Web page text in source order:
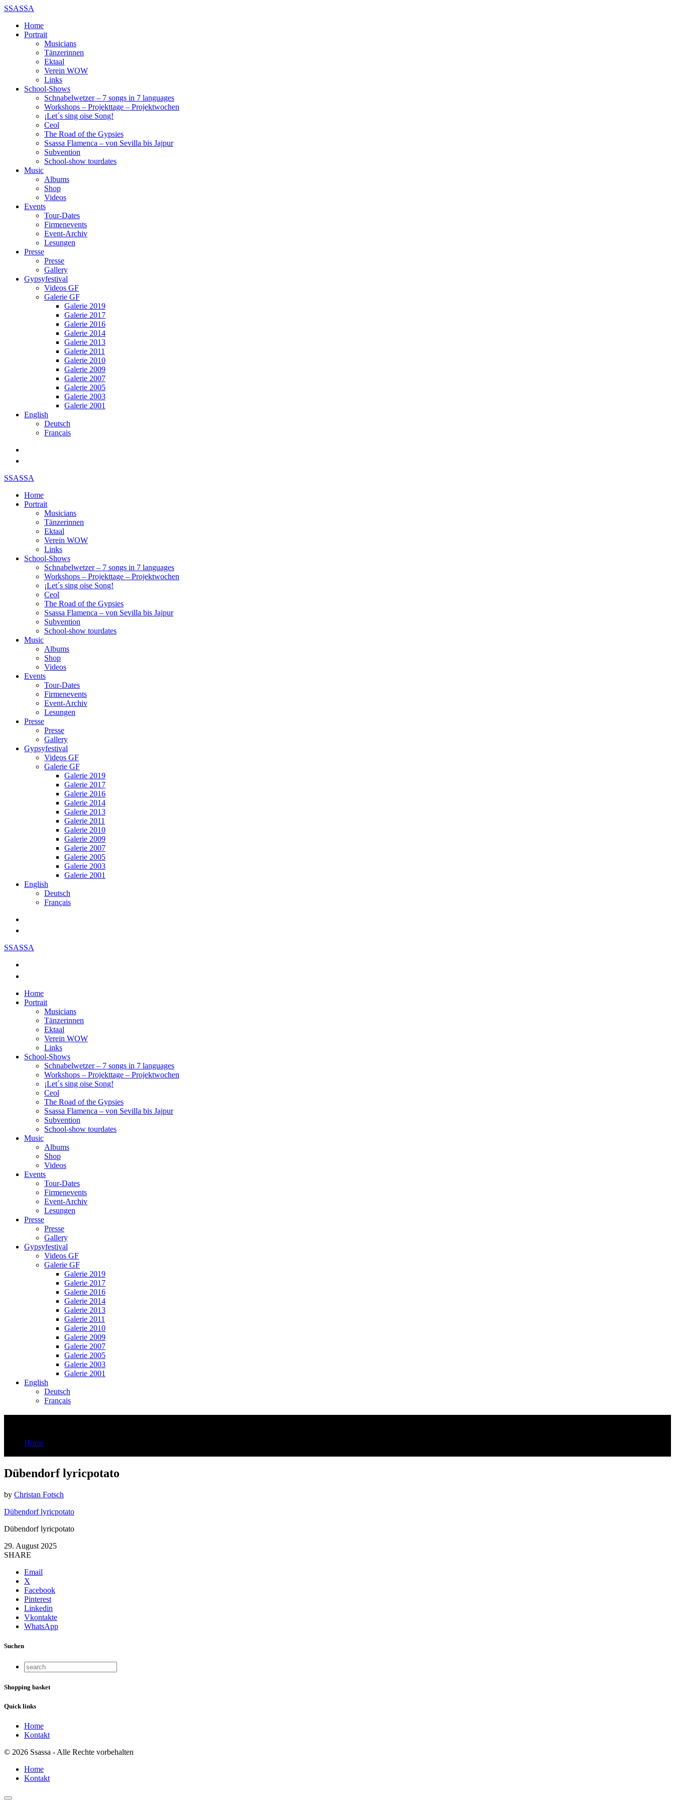
SSASSA
Home
Portrait
Musicians
Tänzerinnen
Ektaal
Verein WOW
Links
School-Shows
Schnabelwetzer – 7 songs in 7 languages
Workshops – Projekttage – Projektwochen
¡Let´s sing oise Song!
Ceol
The Road of the Gypsies
Ssassa Flamenca – von Sevilla bis Jajpur
Subvention
School-show tourdates
Music
Albums
Shop
Videos
Events
Tour-Dates
Firmenevents
Event-Archiv
Lesungen
Presse
Presse
Gallery
Gypsyfestival
Videos GF
Galerie GF
Galerie 2019
Galerie 2017
Galerie 2016
Galerie 2014
Galerie 2013
Galerie 2011
Galerie 2010
Galerie 2009
Galerie 2007
Galerie 2005
Galerie 2003
Galerie 2001
English
Deutsch
Français
SSASSA
Home
Portrait
Musicians
Tänzerinnen
Ektaal
Verein WOW
Links
School-Shows
Schnabelwetzer – 7 songs in 7 languages
Workshops – Projekttage – Projektwochen
¡Let´s sing oise Song!
Ceol
The Road of the Gypsies
Ssassa Flamenca – von Sevilla bis Jajpur
Subvention
School-show tourdates
Music
Albums
Shop
Videos
Events
Tour-Dates
Firmenevents
Event-Archiv
Lesungen
Presse
Presse
Gallery
Gypsyfestival
Videos GF
Galerie GF
Galerie 2019
Galerie 2017
Galerie 2016
Galerie 2014
Galerie 2013
Galerie 2011
Galerie 2010
Galerie 2009
Galerie 2007
Galerie 2005
Galerie 2003
Galerie 2001
English
Deutsch
Français
SSASSA
Home
Portrait
Musicians
Tänzerinnen
Ektaal
Verein WOW
Links
School-Shows
Schnabelwetzer – 7 songs in 7 languages
Workshops – Projekttage – Projektwochen
¡Let´s sing oise Song!
Ceol
The Road of the Gypsies
Ssassa Flamenca – von Sevilla bis Jajpur
Subvention
School-show tourdates
Music
Albums
Shop
Videos
Events
Tour-Dates
Firmenevents
Event-Archiv
Lesungen
Presse
Presse
Gallery
Gypsyfestival
Videos GF
Galerie GF
Galerie 2019
Galerie 2017
Galerie 2016
Galerie 2014
Galerie 2013
Galerie 2011
Galerie 2010
Galerie 2009
Galerie 2007
Galerie 2005
Galerie 2003
Galerie 2001
English
Deutsch
Français
Home
Dübendorf lyricpotato
by Christan Fotsch
Dübendorf lyricpotato
Dübendorf lyricpotato
29. August 2025
SHARE
Email
X
Facebook
Pinterest
Linkedin
Vkontakte
WhatsApp
Suchen
Shopping basket
Quick links
Home
Kontakt
© 2026 Ssassa - Alle Rechte vorbehalten
Home
Kontakt